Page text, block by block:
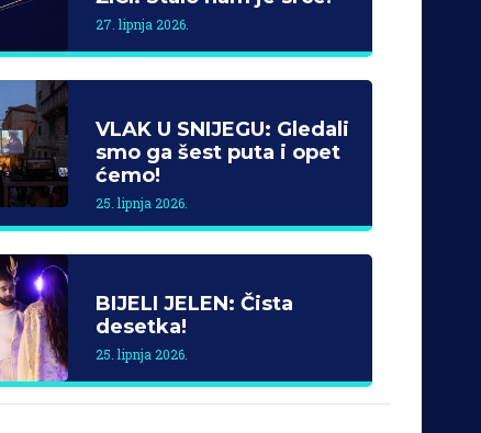
27. lipnja 2026.
VLAK U SNIJEGU: Gledali
smo ga šest puta i opet
ćemo!
25. lipnja 2026.
BIJELI JELEN: Čista
desetka!
25. lipnja 2026.